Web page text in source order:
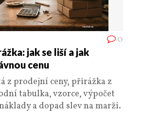
0
jak se liší a jak
cenu
z prodejní ceny, přirážka z
tabulka, vzorce, výpočet
a dopad slev na marži.